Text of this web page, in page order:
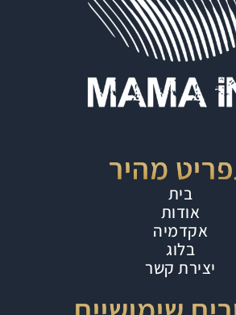
מהיר
בית
אודות
אקדמיה
בלוג
יצירת קשר